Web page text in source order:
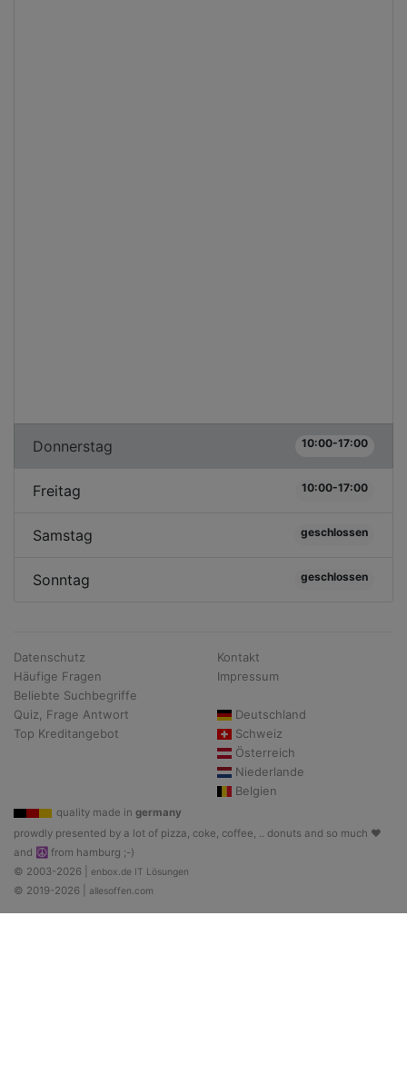
Donnerstag 10:00-17:00
Freitag 10:00-17:00
Samstag geschlossen
Sonntag geschlossen
Datenschutz
Häufige Fragen
Beliebte Suchbegriffe
Quiz, Frage Antwort
Top Kreditangebot
Kontakt
Impressum
Deutschland
Schweiz
Österreich
Niederlande
Belgien
quality made in germany
prowdly presented by a lot of pizza, coke, coffee, .. donuts and so much ♥
and ☮ from hamburg ;-)
© 2003-2026 | enbox.de IT Lösungen
© 2019-2026 | allesoffen.com